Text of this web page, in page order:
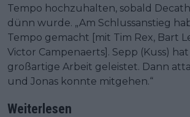
Tempo hochzuhalten, sobald
dünn wurde. „Am Schlussanstieg
Tempo gemacht [mit Tim Rex, Bart
Victor Campenaerts]. Sepp (Kuss)
großartige Arbeit geleistet. Dann
und Jonas konnte mitgehen.“
Weiterlesen